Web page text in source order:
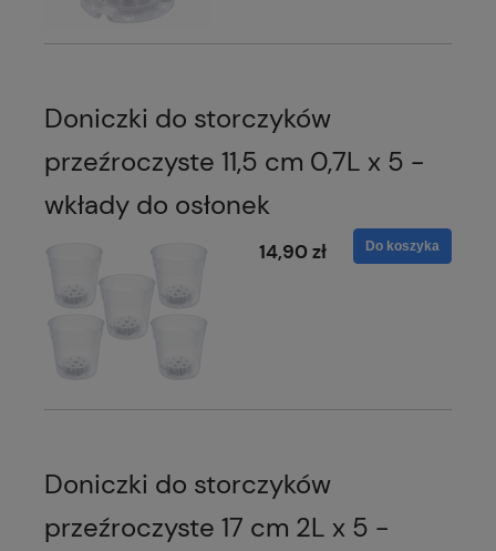
Doniczki do storczyków
przeźroczyste 11,5 cm 0,7L x 5 -
wkłady do osłonek
14,90 zł Do koszyka
Doniczki do storczyków
przeźroczyste 17 cm 2L x 5 -